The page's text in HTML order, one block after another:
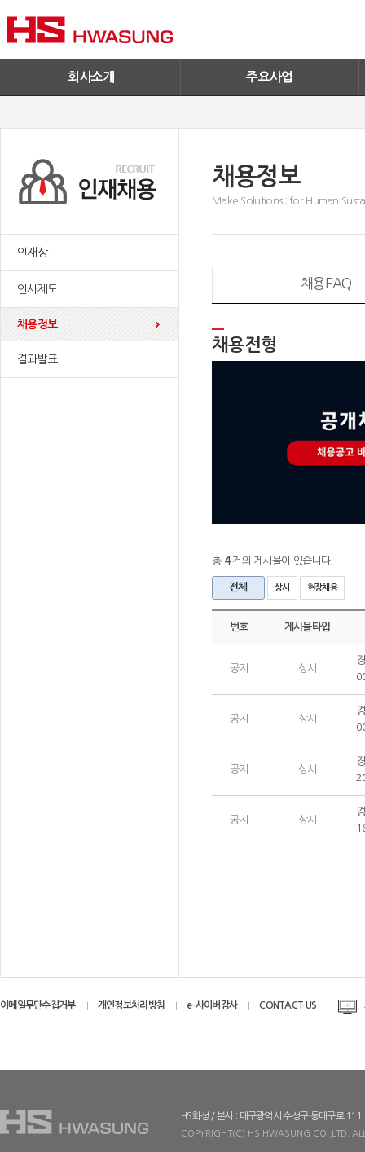
회사소개
기업IR
주요사업
인재상
인사제도
채용정보
결과발표
채용정보
Make Solutions : for Human
채용FAQ
채용전형
총 4건의 게시물이 있습니다.
전체 상시 현장채용
번호 게시물타입
공지 상시
공지 상시
공지 상시
공지 상시
이메일무단수집거부 개인정보처리방침 e-사이버감사 CONTACT US
HS화성 / 본사 : 대구광역시 수성구 동대구로 111
COPYRIGHT(C) HS HWASUNG CO.,LTD.